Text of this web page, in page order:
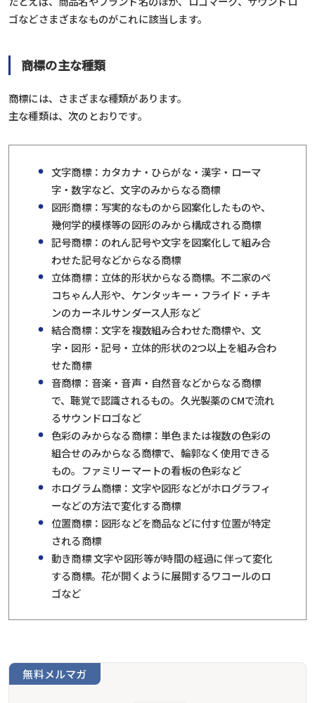
ゴなどさまざまなものがこれに該当します。
商標の主な種類
商標には、さまざまな種類があります。
主な種類は、次のとおりです。
文字商標：カタカナ・ひらがな・漢字・ローマ
字・数字など、文字のみからなる商標
図形商標：写実的なものから図案化したものや、
幾何学的模様等の図形のみから構成される商標
記号商標：のれん記号や文字を図案化して組み合
わせた記号などからなる商標
立体商標：立体的形状からなる商標。不二家のペ
コちゃん人形や、ケンタッキー・フライド・チキ
ンのカーネルサンダース人形など
結合商標：文字を複数組み合わせた商標や、文
字・図形・記号・立体的形状の2つ以上を組み合わ
せた商標
音商標：音楽・音声・自然音などからなる商標
で、聴覚で認識されるもの。久光製薬のCMで流れ
るサウンドロゴなど
色彩のみからなる商標：単色または複数の色彩の
組合せのみからなる商標で、輪郭なく使用できる
もの。ファミリーマートの看板の色彩など
ホログラム商標：文字や図形などがホログラフィ
ーなどの方法で変化する商標
位置商標：図形などを商品などに付す位置が特定
される商標
動き商標 文字や図形等が時間の経過に伴って変化
する商標。花が開くように展開するワコールのロ
ゴなど
無料メルマガ